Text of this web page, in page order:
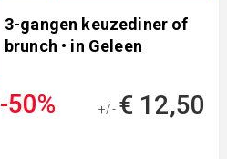
3-gangen keuzediner of
brunch • in Geleen
-50% +/- € 12,50